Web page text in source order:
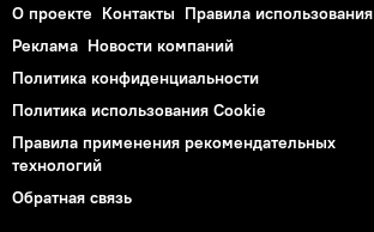
О проекте Контакты Правила использования
Реклама Новости компаний
Политика конфиденциальности
Политика использования Cookie
Правила применения рекомендательных
технологий
Обратная связь